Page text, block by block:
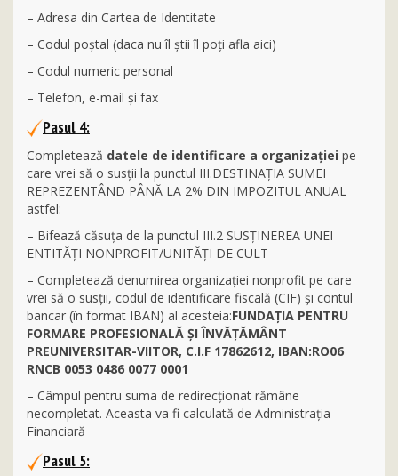
– Adresa din Cartea de Identitate
– Codul poştal (daca nu îl ştii îl poţi afla aici)
– Codul numeric personal
– Telefon, e-mail şi fax
Pasul 4:
Completează datele de identificare a organizaţiei pe
care vrei să o susţii la punctul III.DESTINAŢIA SUMEI
REPREZENTÂND PÂNĂ LA 2% DIN IMPOZITUL ANUAL
astfel:
– Bifează căsuţa de la punctul III.2 SUSŢINEREA UNEI
ENTITĂŢI NONPROFIT/UNITĂŢI DE CULT
– Completează denumirea organizaţiei nonprofit pe care
vrei să o susţii, codul de identificare fiscală (CIF) şi contul
bancar (în format IBAN) al acesteia:FUNDAŢIA PENTRU
FORMARE PROFESIONALĂ ŞI ÎNVĂŢĂMÂNT
PREUNIVERSITAR-VIITOR, C.I.F 17862612, IBAN:RO06
RNCB 0053 0486 0077 0001
– Câmpul pentru suma de redirecţionat rămâne
necompletat. Aceasta va fi calculată de Administraţia
Financiară
Pasul 5: